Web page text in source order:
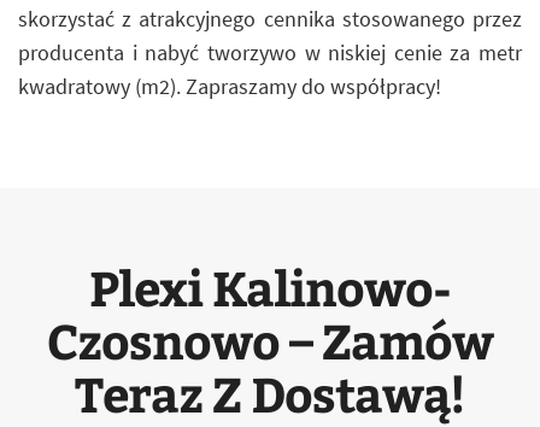
skorzystać z atrakcyjnego cennika stosowanego przez
producenta i nabyć tworzywo w niskiej cenie za metr
kwadratowy (m2). Zapraszamy do współpracy!
Plexi Kalinowo-
Czosnowo – Zamów
Teraz Z Dostawą!